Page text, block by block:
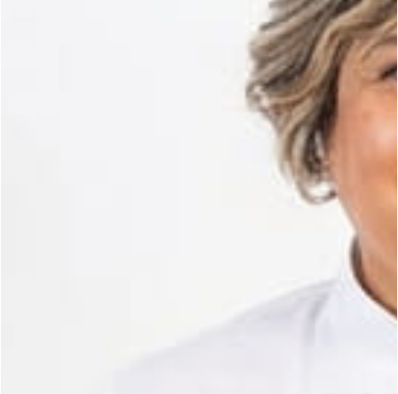
Curso de tacos de canasta en Aguascalientes
Curso de pasteles básicos en Aguascalientes
Curso de decoración de galletas en Aguascalientes
Curso de pasteles para diabeticos en Aguascalientes
Curso de galletas crumbl en Aguascalientes
Curso de pastel tendencia en Aguascalientes
Curso de jabones terapéuticos y artesanales en